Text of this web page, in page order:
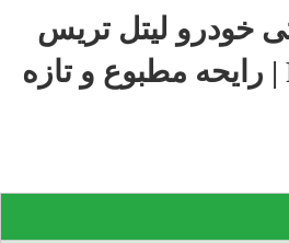
خودرو لیتل تریس
مدل Royal Pine | رایحه مطبوع و تازه